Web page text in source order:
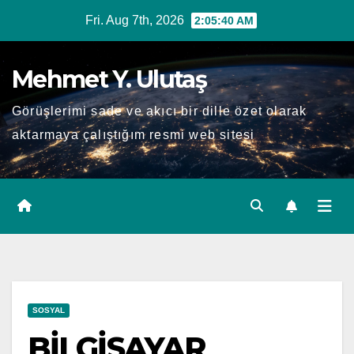
content
Fri. Aug 7th, 2026 2:05:41 AM
Mehmet Y. Ulutaş
Görüşlerimi sade ve akıcı bir dille özet olarak
aktarmaya çalıştığım resmi web sitesi
SOSYAL